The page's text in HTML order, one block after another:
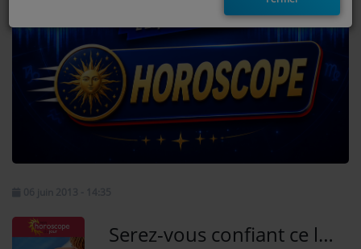
EMISSIONS
TITRES DIFFUSÉS
FRÉQUENCES
JEUX CONCOURS Serez-vous confiant ce lundi 3 Août? - Le savoir avec l'horoscope Hebdogratuit de Valérie!